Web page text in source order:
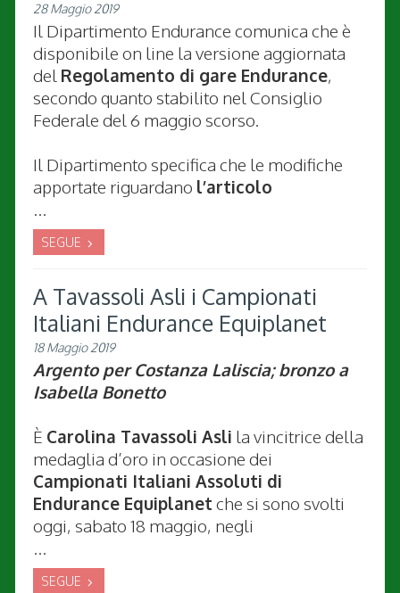
28 Maggio 2019
Il Dipartimento Endurance comunica che è
disponibile on line la versione aggiornata
del Regolamento di gare Endurance,
secondo quanto stabilito nel Consiglio
Federale del 6 maggio scorso.
Il Dipartimento specifica che le modifiche
apportate riguardano l’articolo
...
SEGUE
A Tavassoli Asli i Campionati
Italiani Endurance Equiplanet
18 Maggio 2019
Argento per Costanza Laliscia; bronzo a
Isabella Bonetto
È Carolina Tavassoli Asli la vincitrice della
medaglia d’oro in occasione dei
Campionati Italiani Assoluti di
Endurance Equiplanet che si sono svolti
oggi, sabato 18 maggio, negli
...
SEGUE